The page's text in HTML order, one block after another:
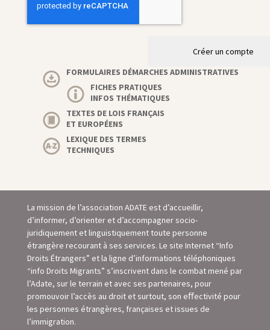
Créer un compte
FORMULAIRES DÉMARCHES ADMINISTRATIVES
FICHES PRATIQUES
INFOS THÉMATIQUES
TEXTES DE LOIS FRANÇAIS
ET EUROPÉENS
LEXIQUE DES TERMES
TECHNIQUES
La mission de l’association ADATE est d’accueillir,
d’informer, d’orienter et d’accompagner socio-
juridiquement et linguistiquement toute personne
étrangère recourant à ses services. Le site Internet “Info
Droits Étrangers” et la ligne d’informations téléphoniques
“info Droits Migrants” s’inscrivent dans le combat mené par
l’Adate, sur le terrain et avec ses partenaires, pour
promouvoir l’accès au droit et surtout, son eﬀectivité pour
les personnes étrangères, françaises et issues de
l’immigration.